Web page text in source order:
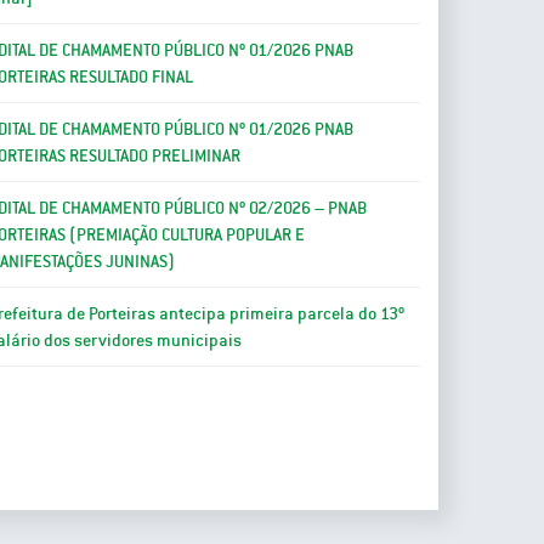
DE CHAMAMENTO PÚBLICO Nº 01/2026 PNAB
RESULTADO FINAL
DE CHAMAMENTO PÚBLICO Nº 01/2026 PNAB
RESULTADO PRELIMINAR
DE CHAMAMENTO PÚBLICO Nº 02/2026 – PNAB
(PREMIAÇÃO CULTURA POPULAR E
JUNINAS)
de Porteiras antecipa primeira parcela do 13º
dos servidores municipais